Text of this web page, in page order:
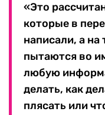
«Это
которые в
написали, а на
пытаются во
любую
делать, как
плясать или